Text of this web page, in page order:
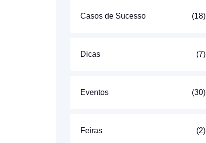
Casos de Sucesso (18)
Dicas (7)
Eventos (30)
Feiras (2)